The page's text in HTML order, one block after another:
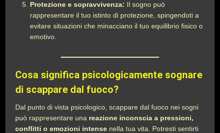
Protezione e sopravvivenza: Il sogno può
rappresentare il tuo istinto di protezione, spingendoti a
evitare situazioni che minacciano il tuo equilibrio fisico o
emotivo.
Cosa significa psicologicamente sognare
di scappare dal fuoco?
Dal punto di vista psicologico, scappare dal fuoco nei sogni
può rappresentare una reazione inconscia a pressioni,
conflitti o emozioni intense nella tua vita. Potresti sentirti